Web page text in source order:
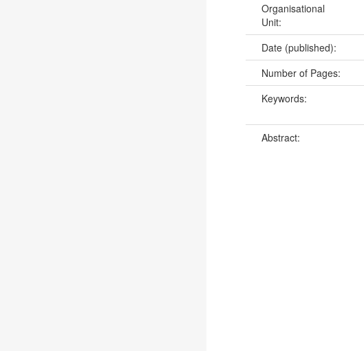
Organisational
Unit:
Date (published):
Number of Pages:
Keywords:
Abstract: